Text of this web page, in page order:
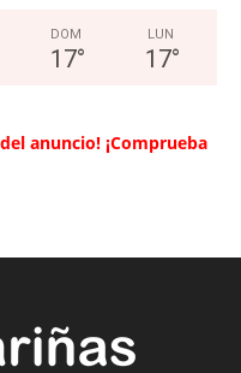
DOM
17°
LUN
17°
anuncio! ¡Comprueba